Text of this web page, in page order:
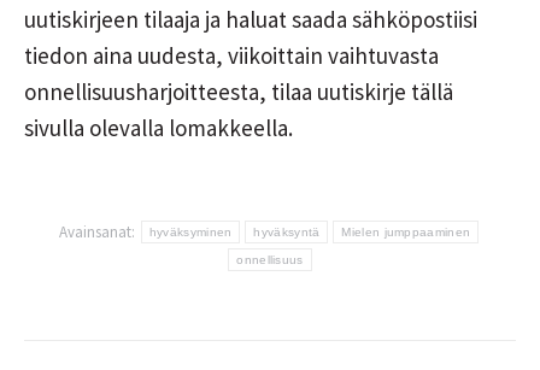
uutiskirjeen tilaaja ja haluat saada sähköpostiisi
tiedon aina uudesta, viikoittain vaihtuvasta
onnellisuusharjoitteesta, tilaa uutiskirje tällä
sivulla olevalla lomakkeella.
Avainsanat: hyväksyminen hyväksyntä Mielen jumppaaminen
onnellisuus